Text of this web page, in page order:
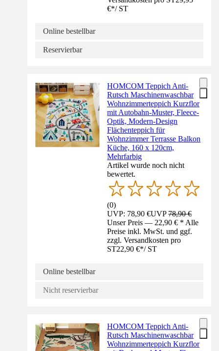
€*/ ST
Online bestellbar
Reservierbar
HOMCOM Teppich Anti-
Rutsch Maschinenwaschbar
Wohnzimmerteppich Kurzflor
mit Autobahn-Muster, Fleece-
Optik, Modern-Design
Flächenteppich für
Wohnzimmer Terrasse Balkon
Küche, 160 x 120cm,
Mehrfarbig
Artikel wurde noch nicht
bewertet.
(0)
UVP: 78,90 €UVP78,90 €
Unser Preis — 22,90 € * Alle
Preise inkl. MwSt. und ggf.
zzgl. Versandkosten pro
ST22,90 €*/ ST
Online bestellbar
Nicht reservierbar
HOMCOM Teppich Anti-
Rutsch Maschinenwaschbar
Wohnzimmerteppich Kurzflor